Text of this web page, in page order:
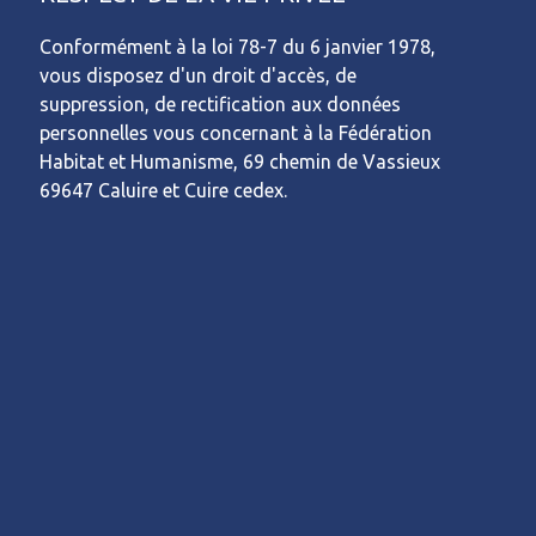
Conformément à la loi 78-7 du 6 janvier 1978,
vous disposez d'un droit d'accès, de
suppression, de rectification aux données
personnelles vous concernant à la Fédération
Habitat et Humanisme, 69 chemin de Vassieux
69647 Caluire et Cuire cedex.